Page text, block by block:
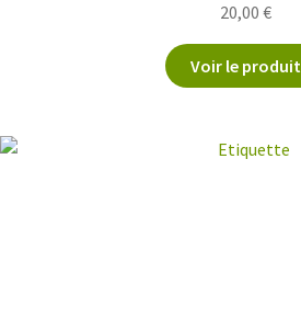
20,00 €
Voir le produit